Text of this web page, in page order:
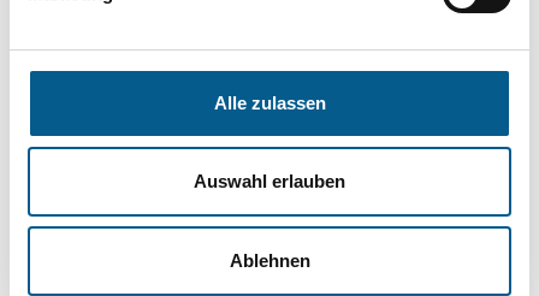
Alle zulassen
Auswahl erlauben
Ablehnen
Themen: Bildung und Erziehung
Themen: Wohltätige Zwecke
Themen: Kirchliche Zwecke
Themen: Denkmalschutz und Denkmalpflege
Themen: Wohlfahrtswesen
Alle Filter entfernen